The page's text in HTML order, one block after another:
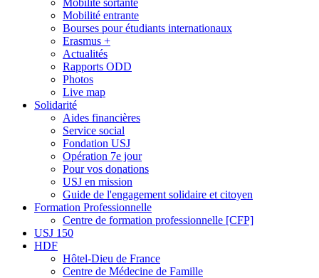
Mobilité sortante
Mobilité entrante
Bourses pour étudiants internationaux
Erasmus +
Actualités
Rapports ODD
Photos
Live map
Solidarité
Aides financières
Service social
Fondation USJ
Opération 7e jour
Pour vos donations
USJ en mission
Guide de l'engagement solidaire et citoyen
Formation Professionnelle
Centre de formation professionnelle [CFP]
USJ 150
HDF
Hôtel-Dieu de France
Centre de Médecine de Famille